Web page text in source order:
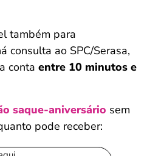
também para
consulta ao SPC/Serasa,
conta entre 10 minutos e
saque-aniversário sem
pode receber: